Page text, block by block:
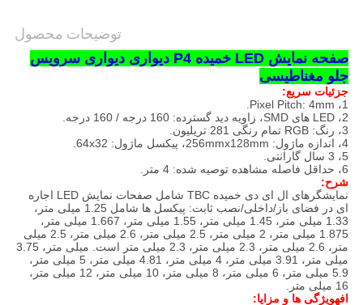
توضیحات محصول
صفحه نمایش LED خمیده P4 دیواری دیواری سرویس
جلو مغناطیسی
جزئیات سریع:
1، Pixel Pitch: 4mm.
2، LED های SMD، زاویه دید گسترده: 160 درجه / 160 درجه.
3، رنگ: RGB تمام رنگی 281 تریلیون.
4، اندازه ماژول: 256mmx128mm، پیکسل ماژول: 64x32.
5، 3 سال گارانتی.
6، حداقل فاصله مشاهده توصیه شده: 4 متر.
شرح:
نمایشگرهای ال ای دی خمیده TBC شامل صفحات نمایش LED اجاره
ای در فضای باز/داخلی/نصب ثابت: پیکسل ها شامل 1.25 میلی متر،
1.33 میلی متر، 1.45 میلی متر، 1.55 میلی متر، 1.667 میلی متر،
1.875 میلی متر، 2 میلی متر، 2.5 میلی متر، 2.6 میلی متر، 2.5 میلی
متر، 2.6 میلی متر، 2.3 میلی متر، 2.3 میلی متر است. میلی متر، 3.75
میلی متر، 3.91 میلی متر، 4 میلی متر، 4.81 میلی متر، 5 میلی متر،
5.9 میلی متر، 6 میلی متر، 8 میلی متر، 10 میلی متر، 12 میلی متر،
16 میلی متر.
افهویژگی ها و مزایا: